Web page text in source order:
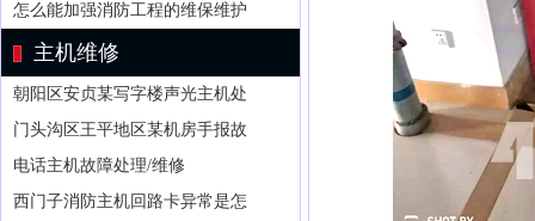
怎么能加强消防工程的维保维护
主机维修
朝阳区安贞某写字楼声光主机处
门头沟区王平地区某机房手报故
电话主机故障处理/维修
西门子消防主机回路卡异常是怎